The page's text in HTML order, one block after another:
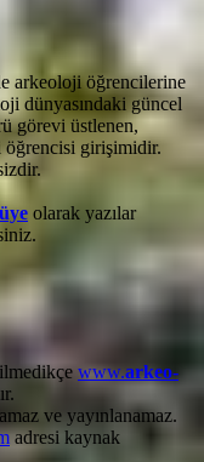
arkeoloji öğrencilerine
dünyasındaki güncel
görevi üstlenen,
girişimidir.
üye olarak yazılar
www.arkeo-
ve yayınlanamaz.
adresi kaynak